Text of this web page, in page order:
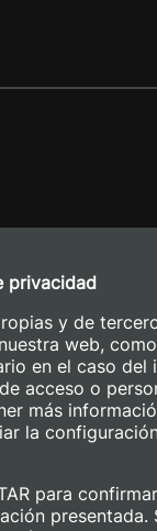
privacidad
y de
web,
en el caso del
acceso o
más
la
para
presentada.